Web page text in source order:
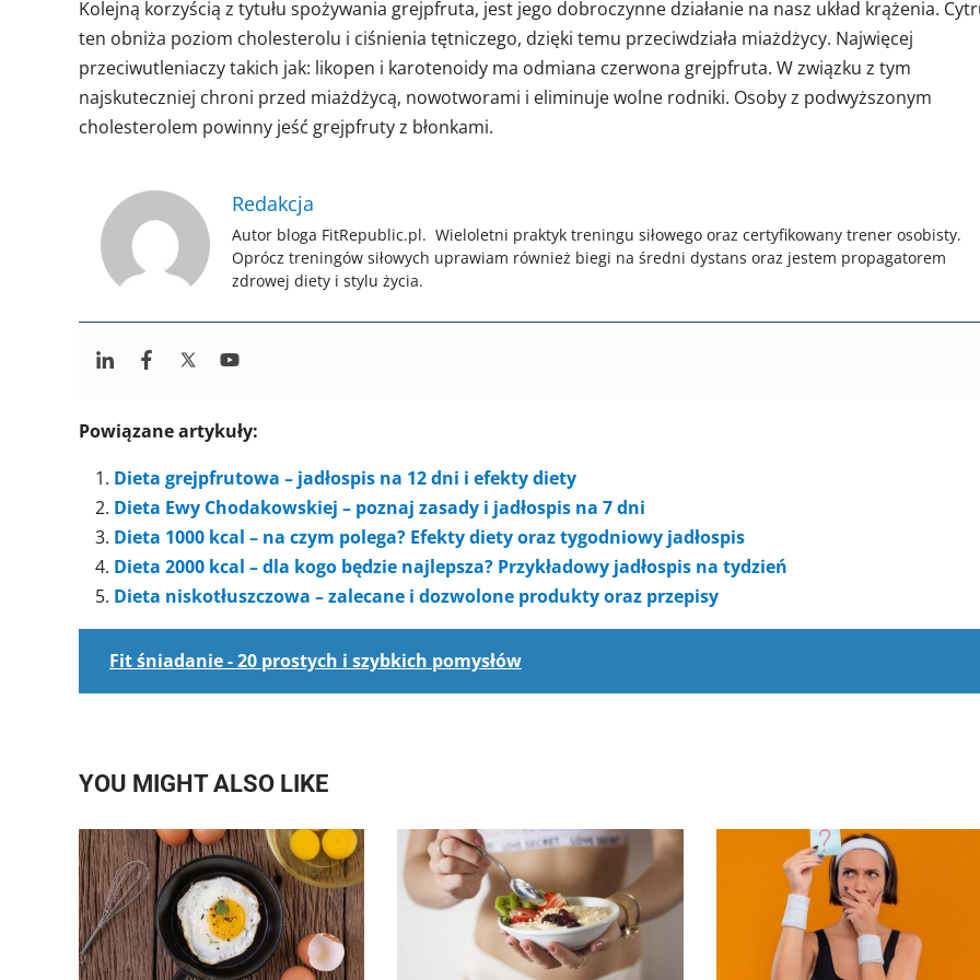
Kolejną korzyścią z tytułu spożywania grejpfruta, jest jego dobroczynne działanie na nasz układ krążenia.
ten obniża poziom cholesterolu i ciśnienia tętniczego, dzięki temu przeciwdziała miażdżycy. Najwięcej
przeciwutleniaczy takich jak: likopen i karotenoidy ma odmiana czerwona grejpfruta. W związku z tym
najskuteczniej chroni przed miażdżycą, nowotworami i eliminuje wolne rodniki. Osoby z podwyższonym
cholesterolem powinny jeść grejpfruty z błonkami.
Redakcja
Autor bloga FitRepublic.pl. Wieloletni praktyk treningu siłowego oraz certyfikowany trener osobisty.
Oprócz treningów siłowych uprawiam również biegi na średni dystans oraz jestem propagatorem
zdrowej diety i stylu życia.
Powiązane artykuły:
Dieta grejpfrutowa – jadłospis na 12 dni i efekty diety
Dieta Ewy Chodakowskiej – poznaj zasady i jadłospis na 7 dni
Dieta 1000 kcal – na czym polega? Efekty diety oraz tygodniowy jadłospis
Dieta 2000 kcal – dla kogo będzie najlepsza? Przykładowy jadłospis na tydzień
Dieta niskotłuszczowa – zalecane i dozwolone produkty oraz przepisy
Fit śniadanie - 20 prostych i szybkich pomysłów
YOU MIGHT ALSO LIKE